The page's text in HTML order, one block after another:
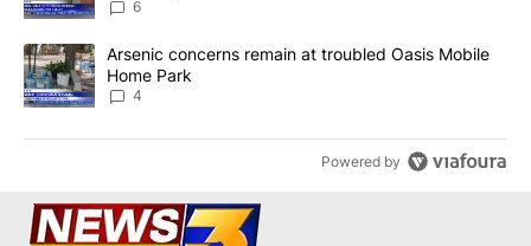
6
A trending article titled "Arsenic concerns remain at troubled
Arsenic concerns remain at troubled Oasis Mobile
Home Park
4
Powered by